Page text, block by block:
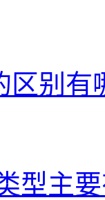
区别
型主